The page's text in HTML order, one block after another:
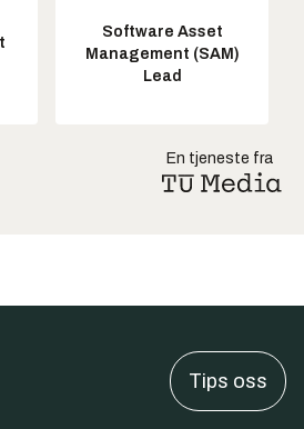
Software Asset
Management (SAM)
Lead
En tjeneste fra
Tips oss